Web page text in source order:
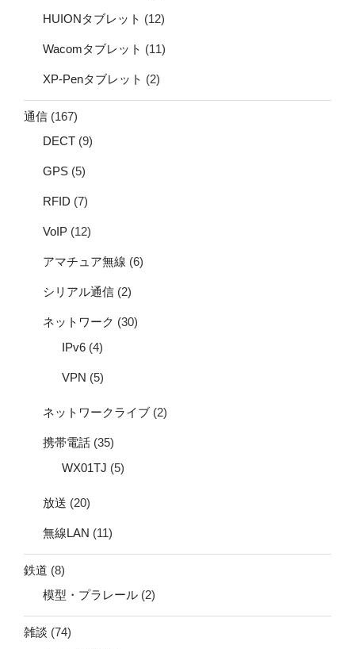
HUIONタブレット (12)
Wacomタブレット (11)
XP-Penタブレット (2)
通信 (167)
DECT (9)
GPS (5)
RFID (7)
VoIP (12)
アマチュア無線 (6)
シリアル通信 (2)
ネットワーク (30)
IPv6 (4)
VPN (5)
ネットワークライブ (2)
携帯電話 (35)
WX01TJ (5)
放送 (20)
無線LAN (11)
鉄道 (8)
模型・プラレール (2)
雑談 (74)